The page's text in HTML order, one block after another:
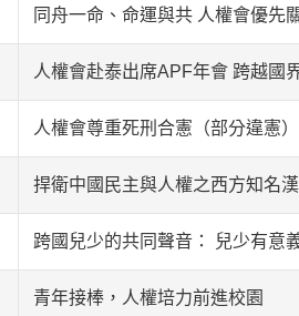
同舟一命、命運與共 人權會優先
人權會赴泰出席APF年會 跨越國
人權會尊重死刑合憲（部分違憲
捍衛中國民主與人權之西方知名
跨國兒少的共同聲音： 兒少有意
青年接棒，人權培力前進校園